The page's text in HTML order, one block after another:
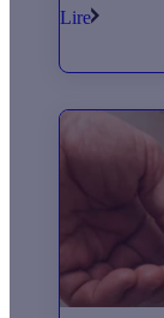
options.
Lire